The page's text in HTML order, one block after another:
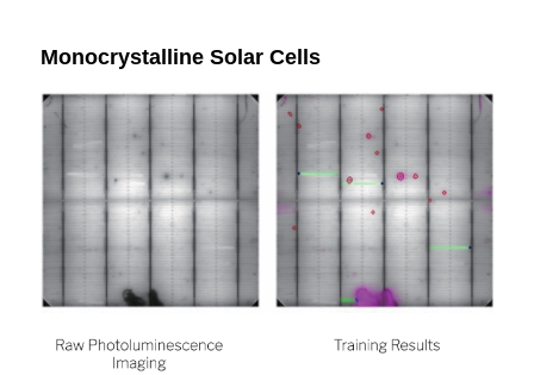
Monocrystalline Solar Cells